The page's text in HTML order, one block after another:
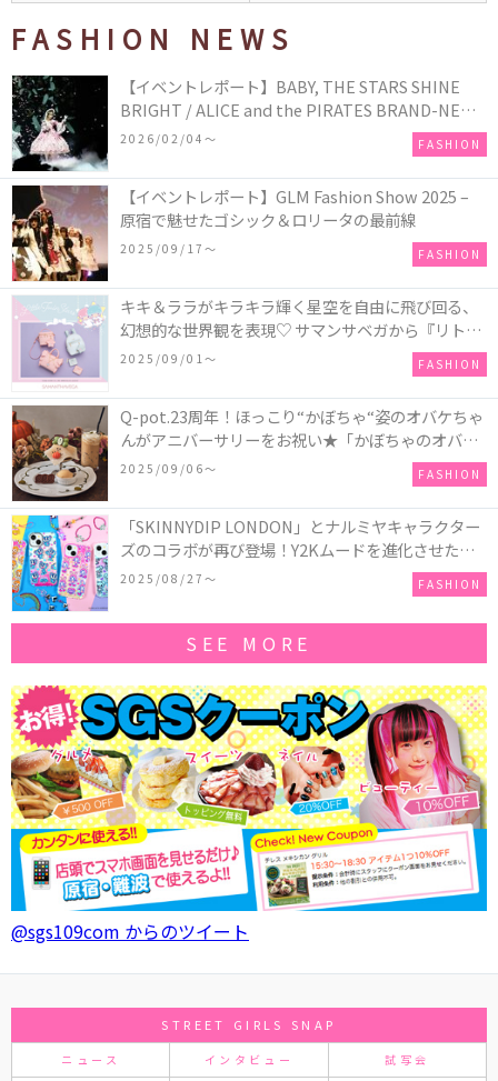
FASHION NEWS
【イベントレポート】BABY, THE STARS SHINE
BRIGHT / ALICE and the PIRATES BRAND-NEW
COLLECTION in TOKYO
2026/02/04〜 FASHION
【イベントレポート】GLM Fashion Show 2025 –
原宿で魅せたゴシック＆ロリータの最前線
2025/09/17〜 FASHION
キキ＆ララがキラキラ輝く星空を自由に飛び回る、
幻想的な世界観を表現♡ サマンサベガから『リトル
ツインスターズ』50周年アニバーサリーイヤー』を
2025/09/01〜 FASHION
Q-pot.23周年！ほっこり“かぼちゃ“姿のオバケちゃ
んがアニバーサリーをお祝い★「かぼちゃのオバケ
ーキアクセサリー」が新発売！Q-pot CAFE.では
「かぼちゃのオバケーキプレート」も登場
2025/09/06〜 FASHION
「SKINNYDIP LONDON」とナルミヤキャラクター
ズのコラボが再び登場！Y2Kムードを進化させた新
作コレクションを発売♪
2025/08/27〜 FASHION
SEE MORE
@sgs109com からのツイート
STREET GIRLS SNAP
ニュース インタビュー 試写会